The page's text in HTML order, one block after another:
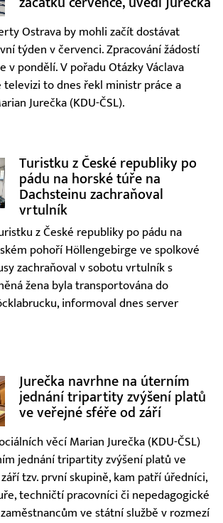
Ostrava by mohli začít dostávat
týden v červenci. Zpracování žádostí
v pondělí. V pořadu Otázky Václava
televizi to dnes řekl ministr práce a
Jurečka (KDU-ČSL).
Turistku z České republiky po
pádu na horské túře na
Dachsteinu zachraňoval
vrtulník
z České republiky po pádu na
pohoří Höllengebirge ve spolkové
zachraňoval v sobotu vrtulník s
žena byla transportována do
informoval dnes server
Jurečka navrhne na úterním
jednání tripartity zvýšení platů
ve veřejné sféře od září
věcí Marian Jurečka (KDU-ČSL)
jednání tripartity zvýšení platů ve
tzv. první skupině, kam patří úředníci,
techničtí pracovníci či nepedagogické
ve státní službě v rozmezí